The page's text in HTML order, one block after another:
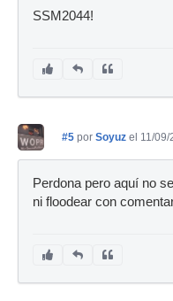
SSM2044!
#5 por Soyuz el 11/09/
Perdona pero aquí no
ni floodear con